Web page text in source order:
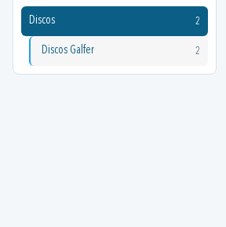
Discos 2
Discos Galfer 2